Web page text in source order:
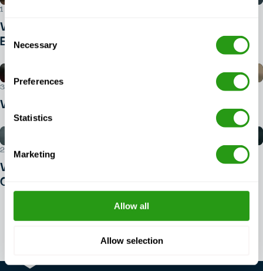
Consent
Selection
Necessary
Preferences
Statistics
Marketing
Allow all
Allow selection
1. AUGUST 2026
Welchen Ausweis benötigen Sie für
BOSIET?
30. JULI 2026
Wie buche ich einen BOSIET-Kurs?
29. JULI 2026
Wie steigt man in den Bereich der
Offshore-Sicherheit ein?
Alle Artikel anzeigen